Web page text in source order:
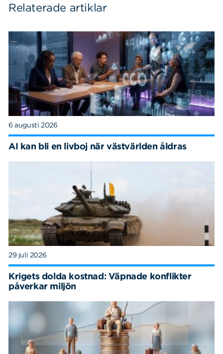
Relaterade artiklar
6 augusti 2026
AI kan bli en livboj när västvärlden åldras
29 juli 2026
Krigets dolda kostnad: Väpnade konflikter
påverkar miljön